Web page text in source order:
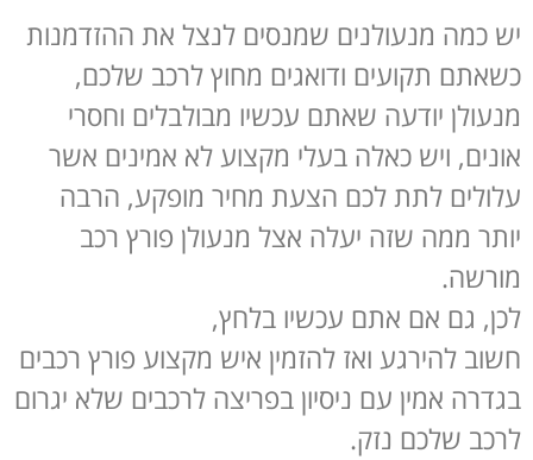
יש כמה מנעולנים שמנסים לנצל את ההזדמנות
כשאתם תקועים ודואגים מחוץ לרכב שלכם,
מנעולן יודעה שאתם עכשיו מבולבלים וחסרי
אונים, ויש כאלה בעלי מקצוע לא אמינים אשר
עלולים לתת לכם הצעת מחיר מופקע, הרבה
יותר ממה שזה יעלה אצל מנעולן פורץ רכב
מורשה.
לכן, גם אם אתם עכשיו בלחץ,
חשוב להירגע ואז להזמין איש מקצוע פורץ רכבים
בגדרה אמין עם ניסיון בפריצה לרכבים שלא יגרום
לרכב שלכם נזק.